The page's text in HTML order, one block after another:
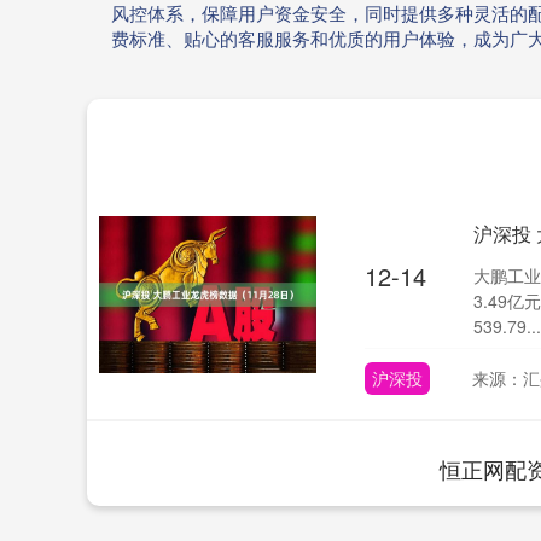
风控体系，保障用户资金安全，同时提供多种灵活
费标准、贴心的客服服务和优质的用户体验，成为
12-14
沪深投
大鹏工
3.49亿
沪深投 来源：
恒正网配